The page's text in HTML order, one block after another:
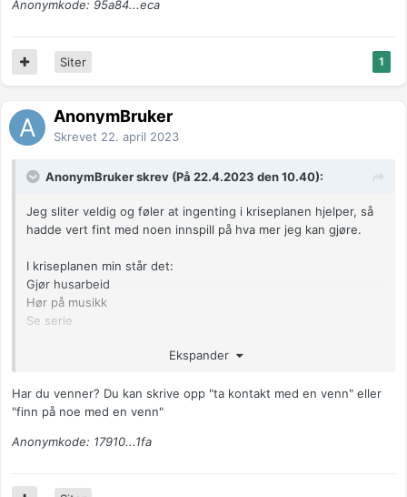
Anonymkode: 95a84...eca
1
Siter
AnonymBruker
Skrevet 22. april 2023
AnonymBruker skrev (På 22.4.2023 den 10.40):
Jeg sliter veldig og føler at ingenting i kriseplanen hjelper, så
hadde vert fint med noen innspill på hva mer jeg kan gjøre.
I kriseplanen min står det:
Gjør husarbeid
Hør på musikk
Se serie
Kontakt hjelpetelefon, fastlege eller legevakt ved behov.
Anonymkode: 95a84...eca
Ekspander
Har du venner? Du kan skrive opp "ta kontakt med en venn" eller
"finn på noe med en venn"
Anonymkode: 17910...1fa